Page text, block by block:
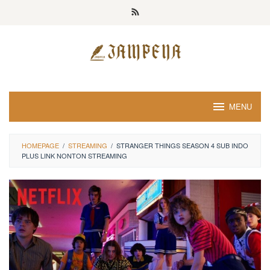
MENU
HOMEPAGE / STREAMING / STRANGER THINGS SEASON 4 SUB INDO
PLUS LINK NONTON STREAMING